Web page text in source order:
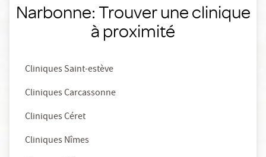
Narbonne: Trouver une clinique
à proximité
Cliniques Saint-estève
Cliniques Carcassonne
Cliniques Céret
Cliniques Nîmes